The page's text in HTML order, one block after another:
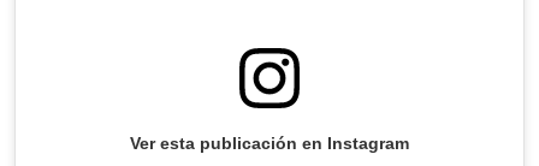
Ver esta publicación en Instagram